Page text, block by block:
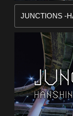
JUNCTIONS -